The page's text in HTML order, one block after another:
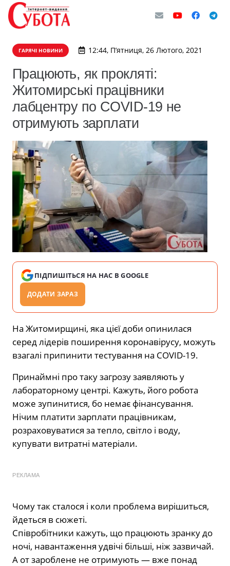
ГАРЯЧІ НОВИНИ 12:44, П’ятниця, 26 Лютого, 2021
Працюють, як прокляті:
Житомирські працівники
лабцентру по COVID-19 не
отримують зарплати
ПІДПИШІТЬСЯ НА НАС В GOOGLE
ДОДАТИ ЗАРАЗ
На Житомирщині, яка цієї доби опинилася
серед лідерів поширення коронавірусу, можуть
взагалі припинити тестування на COVID-19.
Принаймні про таку загрозу заявляють у
лабораторному центрі. Кажуть, його робота
може зупинитися, бо немає фінансування.
Нічим платити зарплати працівникам,
розраховуватися за тепло, світло і воду,
купувати витратні матеріали.
РЕКЛАМА
Чому так сталося і коли проблема вирішиться,
йдеться в сюжеті.
Співробітники кажуть, що працюють зранку до
ночі, навантаження удвічі більші, ніж зазвичай.
А от зароблене не отримують — вже понад